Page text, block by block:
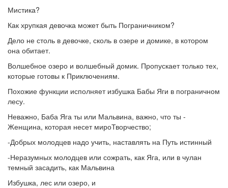
Мистика?
Как хрупкая девочка может быть Пограничником?
Дело не столь в девочке, сколь в озере и домике, в котором
она обитает.
Волшебное озеро и волшебный домик. Пропускает только тех,
которые готовы к Приключениям.
Похожие функции исполняет избушка Бабы Яги в пограничном
лесу.
Неважно, Баба Яга ты или Мальвина, важно, что ты -
Женщина, которая несет мироТворчество;
-Добрых молодцев надо учить, наставлять на Путь истинный
-Неразумных молодцев или сожрать, как Яга, или в чулан
темный засадить, как Мальвина
Избушка, лес или озеро, и